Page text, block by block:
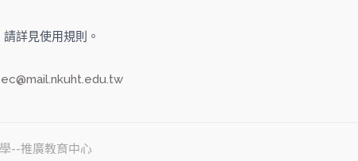
詳見使用規則。
--推廣教育中心